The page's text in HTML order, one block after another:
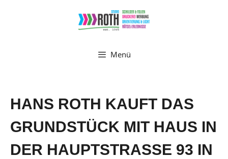
Menü
HANS ROTH KAUFT DAS
GRUNDSTÜCK MIT HAUS IN
DER HAUPTSTRASSE 93 IN B